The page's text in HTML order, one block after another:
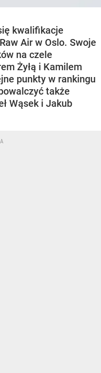
kwalifikacje
Air w Oslo. Swoje
na czele
Żyłą i Kamilem
punkty w rankingu
także
Wąsek i Jakub